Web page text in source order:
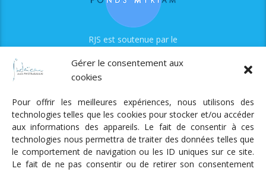
Gérer le consentement aux
cookies
Pour offrir les meilleures expériences, nous utilisons des
technologies telles que les cookies pour stocker et/ou accéder
aux informations des appareils. Le fait de consentir à ces
technologies nous permettra de traiter des données telles que
le comportement de navigation ou les ID uniques sur ce site.
Le fait de ne pas consentir ou de retirer son consentement
RJS est soutenue par le
Radio Judaica Strasbourg
Tous droits réservés